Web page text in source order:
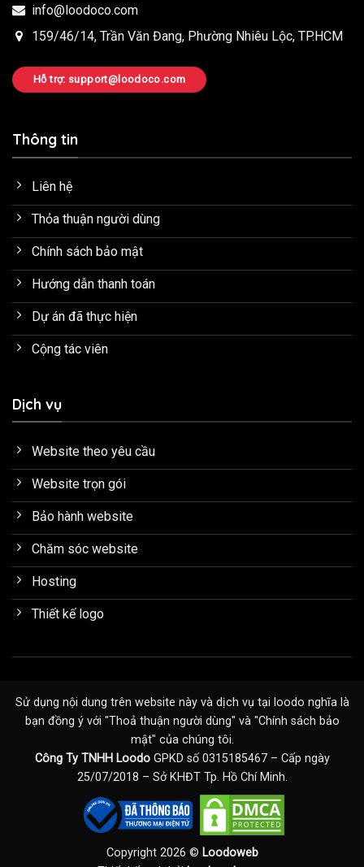
info@loodoco.com
159/46/14, Trần Văn Đang, Phường Nhiêu Lộc, TP.HCM
Hỗ trợ: support@loodoco.com
Thông tin
Liên hệ
Thỏa thuận người dùng
Chính sách bảo mật
Hướng dẫn thanh toán
Dự án đã thực hiện
Cộng tác viên
Dịch vụ
Website theo yêu cầu
Website trọn gói
Bảo hành website
Chăm sóc website
Hosting
Thiết kế logo
Sử dụng nội dung trên website này và dịch vụ tại loodo nghĩa là
bạn đồng ý với "Thoả thuận người dùng" và "Chính sách bảo
mật" của chúng tôi.
Công Ty TNHH LoodoGPKD số 0315185467 – Cấp ngày
25/07/2018 – Sở KHĐT Tp. Hồ Chí Minh.
Copyright 2026 © Loodoweb